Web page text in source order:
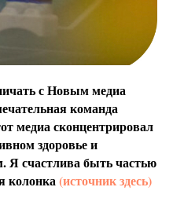
с Новым медиа
команда
медиа сконцентрировал
здоровье и
Я счастлива быть частью
колонка(источник здесь)